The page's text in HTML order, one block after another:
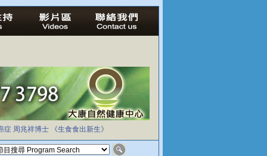
症 周兆祥博士 《生食食出新生》